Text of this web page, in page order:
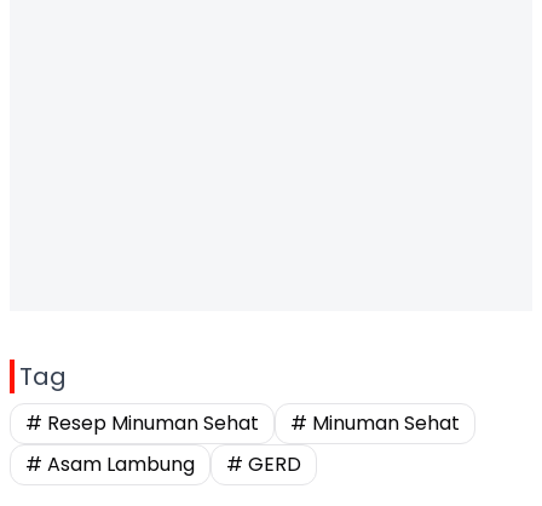
Tag
# Resep Minuman Sehat
# Minuman Sehat
# Asam Lambung
# GERD